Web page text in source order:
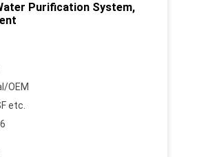
Purification System,
OEM
etc.